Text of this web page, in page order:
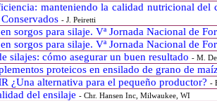
manteniendo la calidad nutricional
Conservados- J. Peiretti
sorgos para silaje. Vª Jornada Nacional de
sorgos para silaje. Vª Jornada Nacional de
silajes: cómo asegurar un buen resultado - M.
proteicos en ensilado de grano de
¿Una alternativa para el pequeño productor? -
del ensilaje - Chr. Hansen Inc, Milwaukee, WI